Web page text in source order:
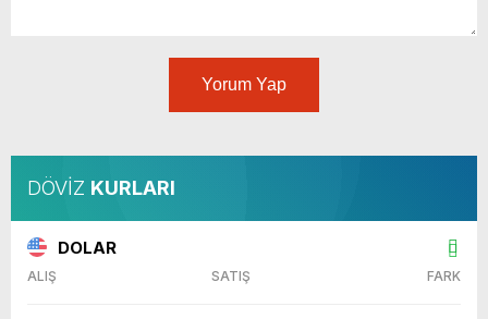
Yorum Yap
DÖVİZ KURLARI
DOLAR
ALIŞ SATIŞ FARK